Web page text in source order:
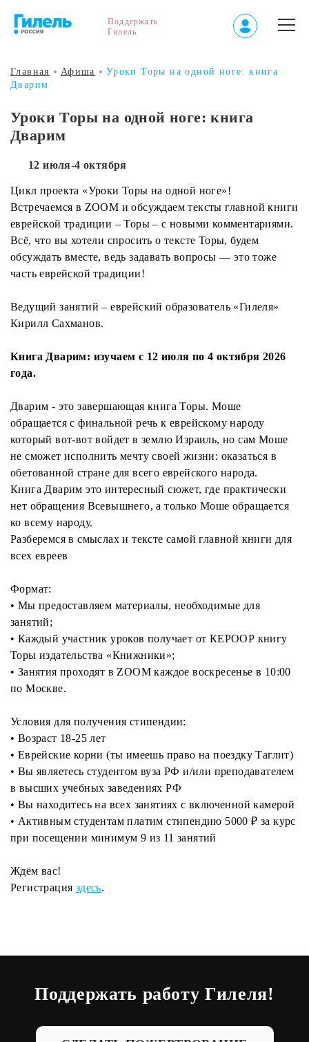
Поддержать
Гилель
Главная Афиша
Уроки Торы на одной ноге: книга
Дварим
Уроки Торы на одной ноге: книга
Дварим
12 июля-4 октября
Цикл проекта «Уроки Торы на одной ноге»!
Встречаемся в ZOOM и обсуждаем тексты главной книги
еврейской традиции – Торы – с новыми комментариями.
Всё, что вы хотели спросить о тексте Торы, будем
обсуждать вместе, ведь задавать вопросы — это тоже
часть еврейской традиции!
Ведущий занятий – еврейский образователь «Гилеля»
Кирилл Сахманов.
Книга Дварим: изучаем с 12 июля по 4 октября 2026
года.
Дварим - это завершающая книга Торы. Моше
обращается с финальной речь к еврейскому народу
который вот-вот войдет в землю Израиль, но сам Моше
не сможет исполнить мечту своей жизни: оказаться в
обетованной стране для всего еврейского народа.
Книга Дварим это интересный сюжет, где практически
нет обращения Всевышнего, а только Моше обращается
ко всему народу.
Разберемся в смыслах и тексте самой главной книги для
всех евреев
Формат:
• Мы предоставляем материалы, необходимые для
занятий;
• Каждый участник уроков получает от КЕРООР книгу
Торы издательства «Книжники»;
• Занятия проходят в ZOOM каждое воскресенье в 10:00
по Москве.
Условия для получения стипендии:
• Возраст 18-25 лет
• Еврейские корни (ты имеешь право на поездку Таглит)
• Вы являетесь студентом вуза РФ и/или преподавателем
в высших учебных заведениях РФ
• Вы находитесь на всех занятиях с включенной камерой
• Активным студентам платим стипендию 5000 ₽ за курс
при посещении минимум 9 из 11 занятий
Ждём вас!
Регистрация здесь.
Поддержать работу Гилеля!